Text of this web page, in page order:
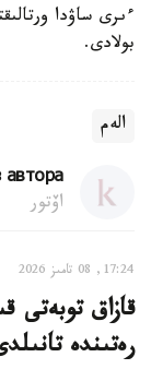
بولادى.
الەم
автора
اۆتور
17:24, 08 تامىز 2026
قازاق توبەتى
رەتىندە